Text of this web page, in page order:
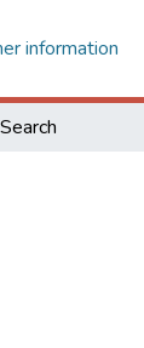
information
Search